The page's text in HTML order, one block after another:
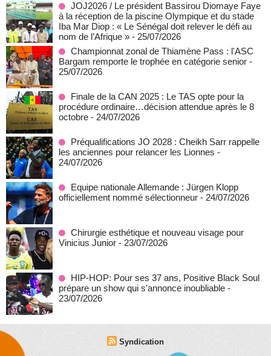
JOJ2026 / Le président Bassirou Diomaye Faye
à la réception de la piscine Olympique et du stade
Iba Mar Diop : « Le Sénégal doit relever le défi au
nom de l’Afrique » - 25/07/2026
Championnat zonal de Thiamène Pass : l'ASC
Bargam remporte le trophée en catégorie senior -
25/07/2026
Finale de la CAN 2025 : Le TAS opte pour la
procédure ordinaire…décision attendue après le 8
octobre - 24/07/2026
Préqualifications JO 2028 : Cheikh Sarr rappelle
les anciennes pour relancer les Lionnes -
24/07/2026
Equipe nationale Allemande : Jürgen Klopp
officiellement nommé sélectionneur - 24/07/2026
Chirurgie esthétique et nouveau visage pour
Vinicius Junior - 23/07/2026
HIP-HOP: Pour ses 37 ans, Positive Black Soul
prépare un show qui s'annonce inoubliable -
23/07/2026
Syndication